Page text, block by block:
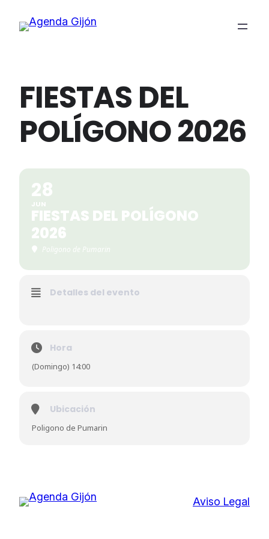
FIESTAS DEL
POLÍGONO 2026
28
JUN
FIESTAS DEL POLÍGONO
2026
Poligono de Pumarin
Detalles del evento
Hora
(Domingo) 14:00
Ubicación
Poligono de Pumarin
Aviso Legal